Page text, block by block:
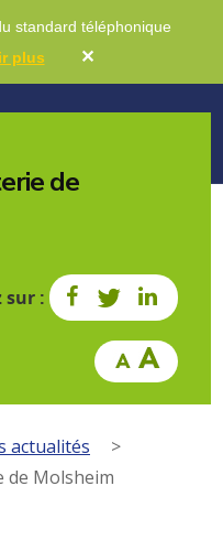
standard téléphonique
plus ✕
de
sur :
actualités
>
de Molsheim